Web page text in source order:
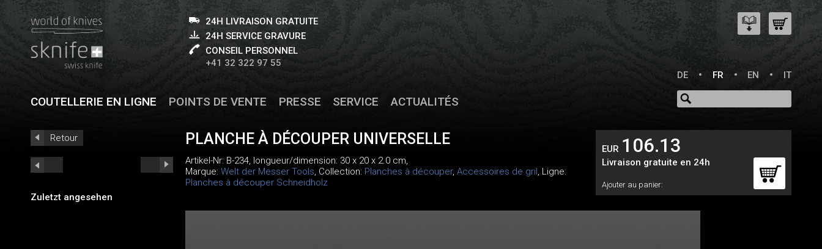
24H LIVRAISON GRATUITE
24H SERVICE GRAVURE
CONSEIL PERSONNEL
+41 32 322 97 55
DE
FR EN IT
COUTELLERIE EN LIGNE POINTS DE VENTE PRESSE SERVICE ACTUALITÉS
Retour
Zuletzt angesehen
PLANCHE À DÉCOUPER UNIVERSELLE
Artikel-Nr: B-234, longueur/dimension: 30 x 20 x 2.0 cm,
Marque: Welt der Messer Tools, Collection: Planches à découper, Accessoires de gril, Ligne:
Planches à découper Schneidholz
EUR 106.13
Livraison gratuite en 24h
Ajouter au panier: